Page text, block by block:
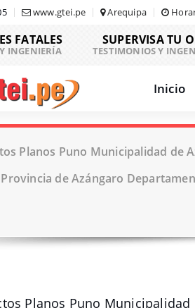
www.gtei.pe Arequipa
FATALES
INGENIERÍA
SUPERVISA TU
TESTIMONIOS Y
Inicio
Planos Puno Municipalidad de
Provincia de Azángaro
Planos Puno Municipalidad